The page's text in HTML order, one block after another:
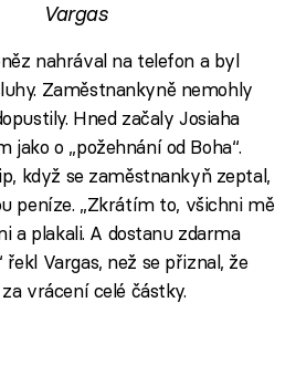
Vargas
nahrával na telefon a byl
Zaměstnankyně nemohly
Hned začaly Josiaha
o „požehnání od Boha“.
když se zaměstnankyň zeptal,
peníze. „Zkrátím to, všichni mě
a plakali. A dostanu zdarma
řekl Vargas, než se přiznal, že
vrácení celé částky.